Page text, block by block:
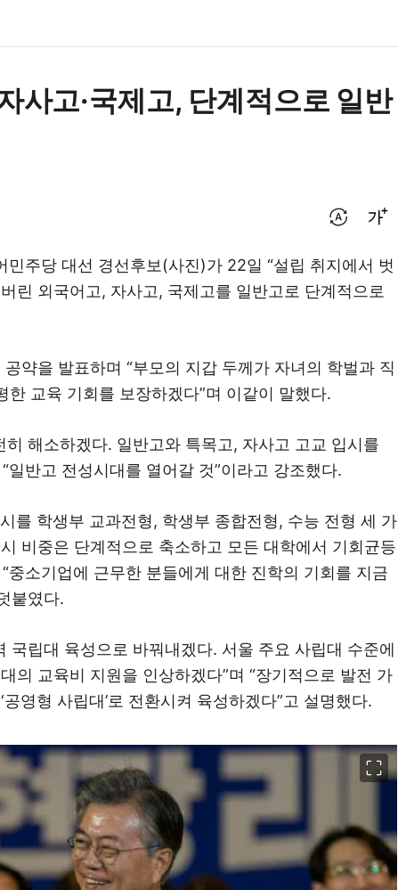
사고·국제고, 단계적으로 일반
민주당 대선 경선후보(사진)가 22일 “설립 취지에서 벗
린 외국어고, 자사고, 국제고를 일반고로 단계적으로
약을 발표하며 “부모의 지갑 두께가 자녀의 학벌과 직
한 교육 기회를 보장하겠다”며 이같이 말했다.
히 해소하겠다. 일반고와 특목고, 자사고 고교 입시를
일반고 전성시대를 열어갈 것”이라고 강조했다.
를 학생부 교과전형, 학생부 종합전형, 수능 전형 세 가
비중은 단계적으로 축소하고 모든 대학에서 기회균등
중소기업에 근무한 분들에게 대한 진학의 기회를 지금
붙였다.
국립대 육성으로 바꿔내겠다. 서울 주요 사립대 수준에
의 교육비 지원을 인상하겠다”며 “장기적으로 발전 가
영형 사립대’로 전환시켜 육성하겠다”고 설명했다.